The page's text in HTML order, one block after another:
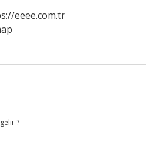
eeee.com.tr
?